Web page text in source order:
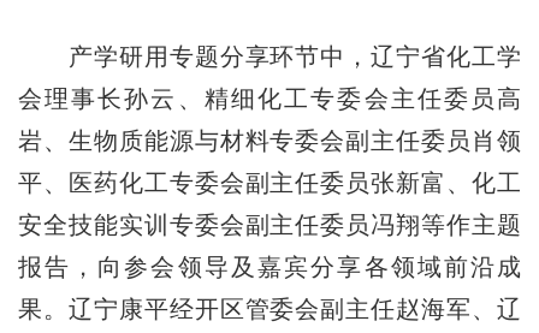
产学研用专题分享环节中，辽宁省化工学
会理事长孙云、精细化工专委会主任委员高
岩、生物质能源与材料专委会副主任委员肖领
平、医药化工专委会副主任委员张新富、化工
安全技能实训专委会副主任委员冯翔等作主题
报告，向参会领导及嘉宾分享各领域前沿成
果。辽宁康平经开区管委会副主任赵海军、辽